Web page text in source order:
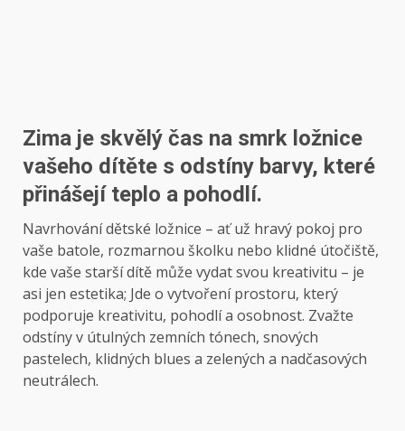
Zima je skvělý čas na smrk ložnice
vašeho dítěte s odstíny barvy, které
přinášejí teplo a pohodlí.
Navrhování dětské ložnice – ať už hravý pokoj pro
vaše batole, rozmarnou školku nebo klidné útočiště,
kde vaše starší dítě může vydat svou kreativitu – je
asi jen estetika; Jde o vytvoření prostoru, který
podporuje kreativitu, pohodlí a osobnost. Zvažte
odstíny v útulných zemních tónech, snových
pastelech, klidných blues a zelených a nadčasových
neutrálech.